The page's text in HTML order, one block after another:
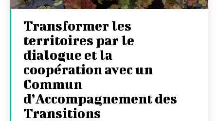
Transformer les
territoires par le
dialogue et la
coopération avec un
Commun
d’Accompagnement des
Transitions